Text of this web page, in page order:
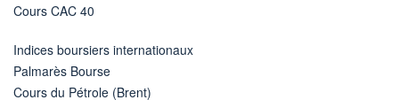
Cours CAC 40
Indices boursiers internationaux
Palmarès Bourse
Cours du Pétrole (Brent)